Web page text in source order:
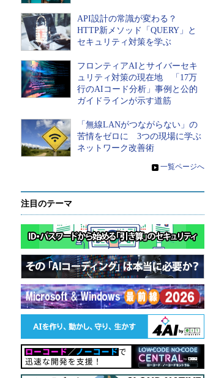
API設計の常識が変わる？
HTTP新メソッド「QUERY」と
セキュリティ対策を学ぶ
フロンティアAIとサイバーセキ
ュリティ対策の現在地 「17万
行のAIコード分析」事例と公的
ガイドラインが示す道筋
「無線LANがつながらない」の
苦情をゼロに 3つの現場に学ぶ
ネットワーク改善術
» 一覧ページへ
注目のテーマ